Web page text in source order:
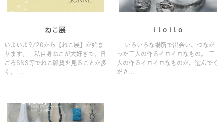
ねこ展
いよいよ9/20から【ねこ展】が始ま
ります。 私自身ねこが大好きで、日
ごろSNS等でねこ雑貨を見ることが多
く、 ...
i l o i l o
いろいろな場所で出会い、つなが
った三人の作るイロイロなもの。 三
人の作るイロイロなものが、選んでく
ださ...